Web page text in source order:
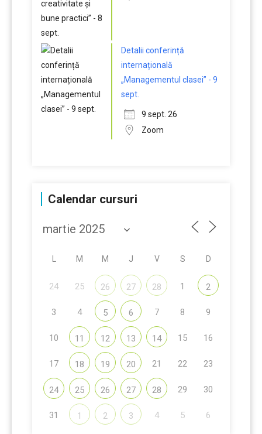
Detalii conferință
internațională
„Managementul clasei” - 9
sept.
9 sept. 26
Zoom
Calendar cursuri
M M J V S D
24 25 26 27 28 1 2
3 4 5 6 7 8 9
10 11 12 13 14 15 16
17 18 19 20 21 22 23
24 25 26 27 28 29 30
31 1 2 3 4 5 6